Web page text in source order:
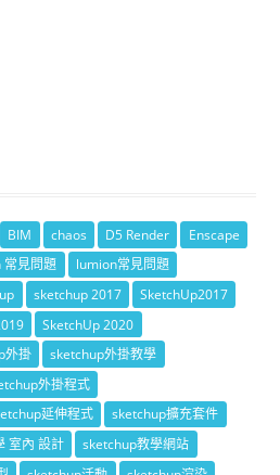
BIM chaos D5 Render
Enscape
常見問題
lumion常見問題
sketchup 2017
SketchUp2017
SketchUp 2020
外掛
sketchup外掛教學
外掛程式
延伸程式
sketchup擴充套件
室內 設計
sketchup教學網站